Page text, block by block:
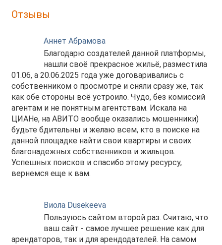
Отзывы
Аннет Абрамова
Благодарю создателей данной платформы,
нашли своё прекрасное жильё, разместила
01.06, а 20.06.2025 года уже договаривались с
собственником о просмотре и сняли сразу же, так
как обе стороны всё устроило. Чудо, без комиссий
агентам и не понятным агентствам. Искала на
ЦИАНе, на АВИТО вообще оказались мошенники)
будьте бдительны и желаю всем, кто в поиске на
данной площадке найти свои квартиры и своих
благонадежных собственников и жильцов.
Успешных поисков и спасибо этому ресурсу,
вернемся еще к вам.
Виола Dusekeeva
Пользуюсь сайтом второй раз. Считаю, что
ваш сайт - самое лучшее решение как для
арендаторов, так и для арендодателей. На самом